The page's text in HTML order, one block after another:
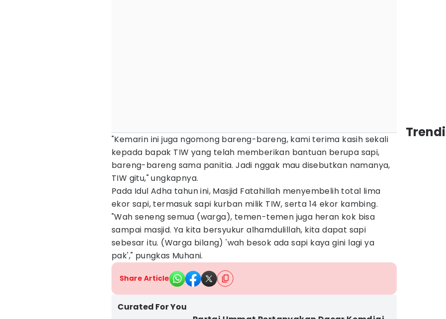
"Kemarin ini juga ngomong bareng-bareng, kami terima kasih sekali
kepada bapak TIW yang telah memberikan bantuan berupa sapi,
bareng-bareng sama panitia. Jadi nggak mau disebutkan namanya,
TIW gitu," ungkapnya.
Pada Idul Adha tahun ini, Masjid Fatahillah menyembelih total lima
ekor sapi, termasuk sapi kurban milik TIW, serta 14 ekor kambing.
"Wah seneng semua (warga), temen-temen juga heran kok bisa
sampai masjid. Ya kita bersyukur alhamdulillah, kita dapat sapi
sebesar itu. (Warga bilang) 'wah besok ada sapi kaya gini lagi ya
pak'," pungkas Muhani.
Share Article
Curated For You